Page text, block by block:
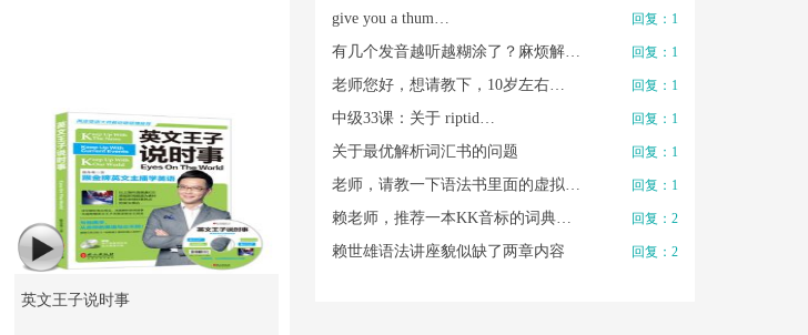
英文王子说时事
give you a thum… 回复：1
有几个发音越听越糊涂了？麻烦解… 回复：1
老师您好，想请教下，10岁左右… 回复：1
中级33课：关于 riptid… 回复：1
关于最优解析词汇书的问题 回复：1
老师，请教一下语法书里面的虚拟… 回复：1
赖老师，推荐一本KK音标的词典… 回复：2
赖世雄语法讲座貌似缺了两章内容 回复：2